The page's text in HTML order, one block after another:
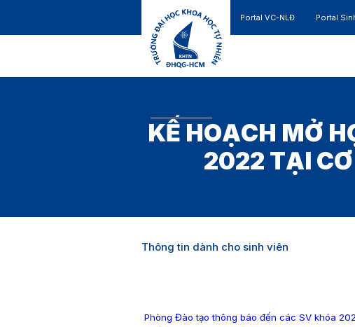
Portal VC-NLĐ Portal
KẾ HOẠCH MỞ
2022 TẠI
Thông tin dành cho sinh viên
Phòng Đào tạo thông báo đến các SV khóa